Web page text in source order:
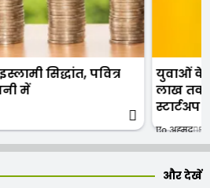
सिद्धांत, पवित्र
में
युवाओं के
लाख तक
स्टार्टअप!
एо अहमद 5
और देखें